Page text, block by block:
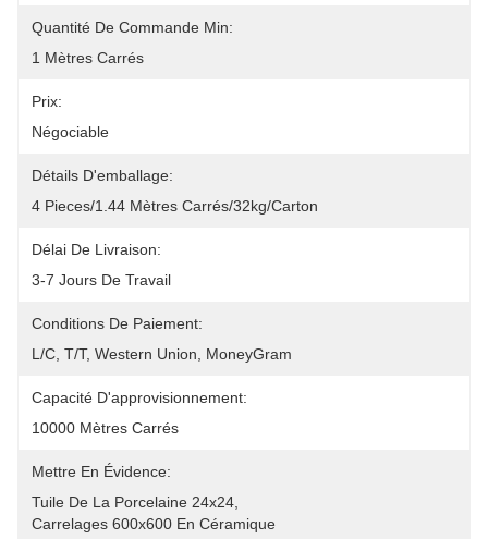
Quantité De Commande Min:
1 Mètres Carrés
Prix:
Négociable
Détails D'emballage:
4 Pieces/1.44 Mètres Carrés/32kg/carton
Délai De Livraison:
3-7 Jours De Travail
Conditions De Paiement:
L/C, T/T, Western Union, MoneyGram
Capacité D'approvisionnement:
10000 Mètres Carrés
Mettre En Évidence:
Tuile De La Porcelaine 24x24
Carrelages 600x600 En Céramique